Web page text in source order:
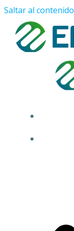
Saltar al contenido